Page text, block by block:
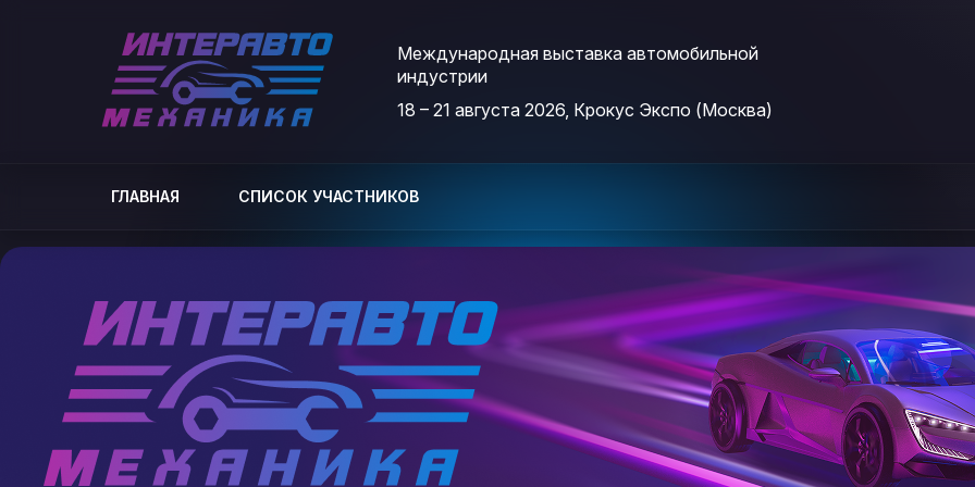
Международная выставка автомобильной
индустрии
18 – 21 августа 2026, Крокус Экспо (Москва)
ГЛАВНАЯ СПИСОК УЧАСТНИКОВ